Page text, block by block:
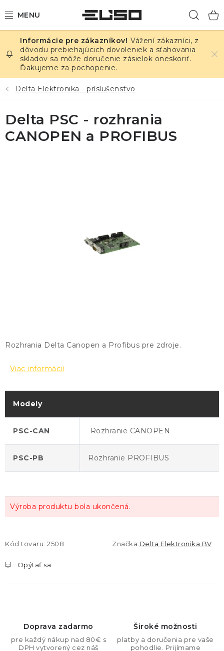
na
ELEKTRINA
TEPLOTA A VLHKOSŤ
TLAK A ÚNIKY
ZÁZNAMNÍKY
Vážení zákazníci, z
dôvodu prebiehajúcich dovoleniek a sťahovania
skladov sa môže doručenie zásielok oneskoriť.
Ďakujeme za pochopenie.
Delta Elektronika - príslušenstvo
Rozhrania Delta Canopen a Profibus pre zdroje.
Viac informácií
Modely
PSC-CAN Rozhranie CANOPEN
PSC-PB Rozhranie PROFIBUS
Výroba produktu bola ukončená.
Kód tovaru: 2508 Značka:Delta Elektronika BV
Opýtať sa
Delta PSC - rozhrania
CANOPEN a PROFIBUS
Doprava zadarmo
pre každý nákup nad 80€ s
DPH vytvorený cez náš
Široké možnosti
platby a doručenia pre vaše
pohodlie. Prijímame